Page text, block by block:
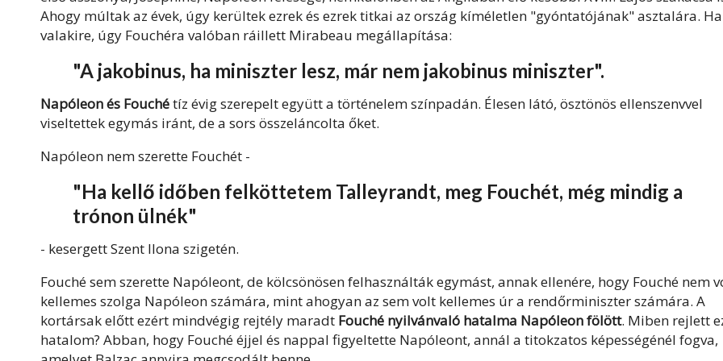
Ahogy múltak az évek, úgy kerültek ezrek és ezrek titkai az ország kíméletlen "gyóntatójának" asztalára. Ha
valakire, úgy Fouchéra valóban ráillett Mirabeau megállapítása:
"A jakobinus, ha miniszter lesz, már nem jakobinus miniszter".
Napóleon és Fouchétíz évig szerepelt együtt a történelem színpadán. Élesen látó, ösztönös ellenszenvvel
viseltettek egymás iránt, de a sors összeláncolta őket.
Napóleon nem szerette Fouchét -
"Ha kellő időben felköttetem Talleyrandt, meg Fouchét, még mindig a
trónon ülnék"
- kesergett Szent Ilona szigetén.
Fouché sem szerette Napóleont, de kölcsönösen felhasználták egymást, annak ellenére, hogy Fouché nem
kellemes szolga Napóleon számára, mint ahogyan az sem volt kellemes úr a rendőrminiszter számára. A
kortársak előtt ezért mindvégig rejtély maradt Fouché nyilvánvaló hatalma Napóleon fölött. Miben rejlett
hatalom? Abban, hogy Fouché éjjel és nappal figyeltette Napóleont, annál a titokzatos képességénél fogva,